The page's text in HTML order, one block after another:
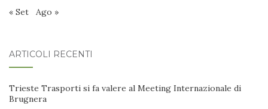
« Set Ago »
ARTICOLI RECENTI
Trieste Trasporti si fa valere al Meeting Internazionale di
Brugnera